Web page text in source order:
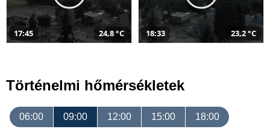
17:45 24,8 °C 18:33 23,2 °C
Történelmi hőmérsékletek
06:00 09:00 12:00 15:00 18:00